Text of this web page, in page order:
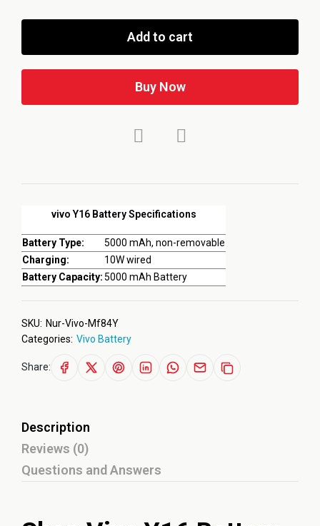
vivo Y16 Battery Specifications
Battery Type:
5000 mAh, non-removable
Charging:
10W wired
Battery Capacity:5000 mAh Battery
Add to cart
Buy Now
SKU: Nur-Vivo-Mf84Y
Categories: Vivo Battery
Share:
Description
Reviews (0)
Questions and Answers